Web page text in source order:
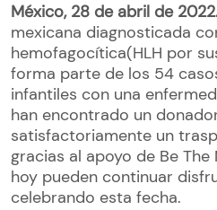
México, 28 de abril de
mexicana diagnosticada
hemofagocítica(HLH por
forma parte de los 54
infantiles con una
han encontrado un
satisfactoriamente un
gracias al apoyo de Be The
hoy pueden continuar
celebrando esta fecha.